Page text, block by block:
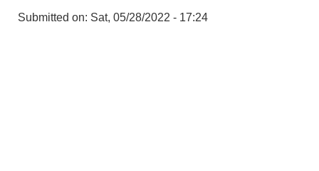
Submitted on: Sat, 05/28/2022 - 17:24